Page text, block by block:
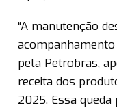
“A manutenção
pela Petrobras,
receita dos
2025. Essa queda